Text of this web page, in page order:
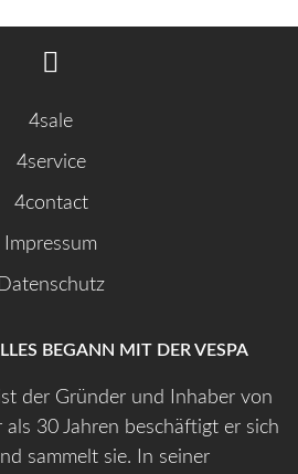
4sale
4service
4contact
Impressum
Datenschutz
BEGANN MIT DER VESPA
der Gründer und Inhaber von
als 30 Jahren beschäftigt er sich
sammelt sie. In seiner